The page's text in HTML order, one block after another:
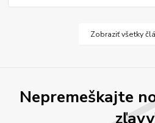
Zobraziť všetky
Nepremeškajte